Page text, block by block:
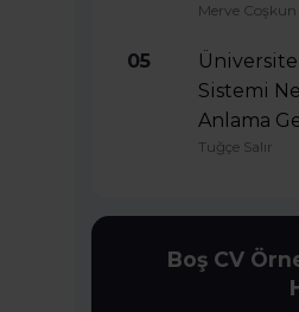
Merve Coşkun
05
Sistemi
Anlama
Tuğçe Salır
Boş CV